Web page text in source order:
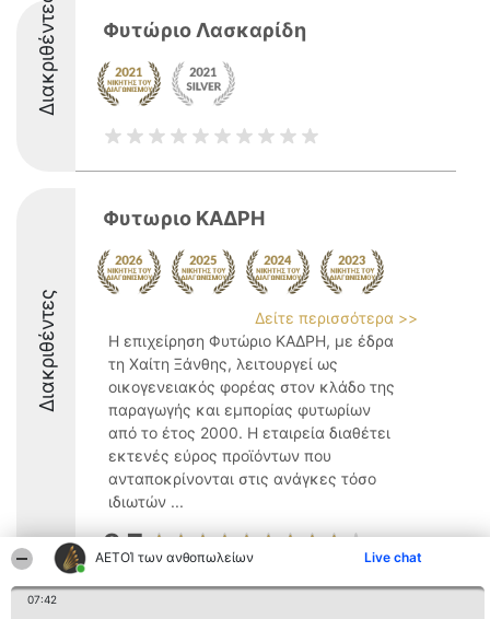
ΑΕΤΟΊ των ανθοπωλείων Live chat
07:42
Διακριθέντες Φυτώριο Λασκαρίδη
Διακριθέντες
Φυτωριο ΚΑΔΡΗ
Δείτε περισσότερα >>
Η επιχείρηση Φυτώριο ΚΑΔΡΗ, με έδρα
τη Χαίτη Ξάνθης, λειτουργεί ως
οικογενειακός φορέας στον κλάδο της
παραγωγής και εμπορίας φυτωρίων
από το έτος 2000. Η εταιρεία διαθέτει
εκτενές εύρος προϊόντων που
ανταποκρίνονται στις ανάγκες τόσο
ιδιωτών ...
8.7